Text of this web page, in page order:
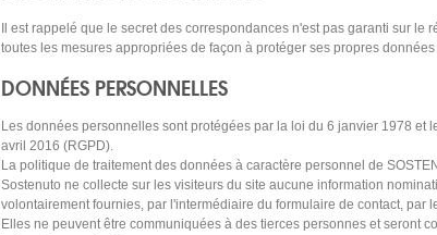
Il est rappelé que le secret des correspondances n'est pas garanti sur
toutes les mesures appropriées de façon à protéger ses propres
DONNÉES PERSONNELLES
Les données personnelles sont protégées par la loi du 6 janvier 1978
avril 2016 (RGPD).
La politique de traitement des données à caractère personnel de
Sostenuto ne collecte sur les visiteurs du site aucune information
volontairement fournies, par l'intermédiaire du formulaire de contact, par
Elles ne peuvent être communiquées à des tierces personnes et seront